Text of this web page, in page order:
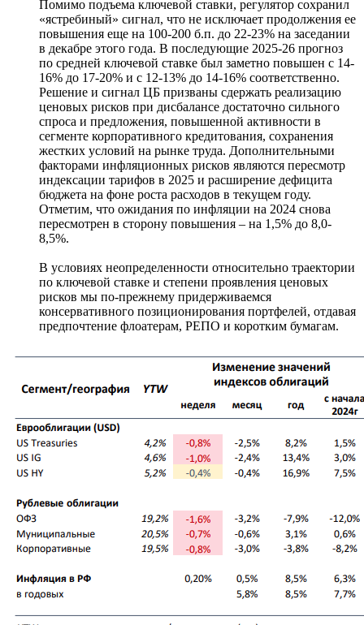
Помимо подъема ключевой ставки, регулятор сохранил
«ястребиный» сигнал, что не исключает продолжения ее
повышения еще на 100-200 б.п. до 22-23% на заседании
в декабре этого года. В последующие 2025-26 прогноз
по средней ключевой ставке был заметно повышен с 14-
16% до 17-20% и с 12-13% до 14-16% соответственно.
Решение и сигнал ЦБ призваны сдержать реализацию
ценовых рисков при дисбалансе достаточно сильного
спроса и предложения, повышенной активности в
сегменте корпоративного кредитования, сохранения
жестких условий на рынке труда. Дополнительными
факторами инфляционных рисков являются пересмотр
индексации тарифов в 2025 и расширение дефицита
бюджета на фоне роста расходов в текущем году.
Отметим, что ожидания по инфляции на 2024 снова
пересмотрен в сторону повышения – на 1,5% до 8,0-
8,5%.
В условиях неопределенности относительно траектории
по ключевой ставке и степени проявления ценовых
рисков мы по-прежнему придерживаемся
консервативного позиционирования портфелей, отдавая
предпочтение флоатерам, РЕПО и коротким бумагам.